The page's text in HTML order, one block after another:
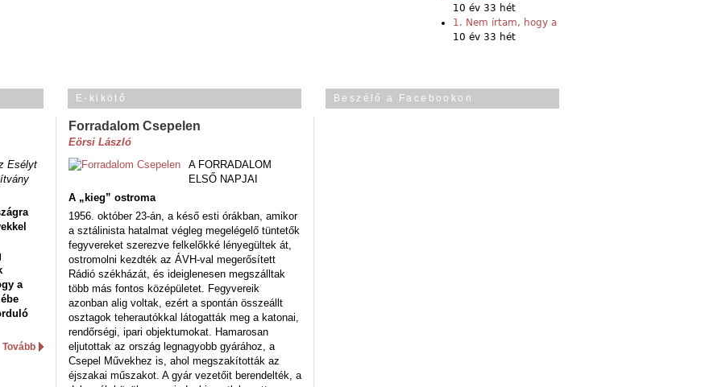
10 év 33 hét
1. Nem írtam, hogy a
10 év 33 hét
Esélyt
a
Tovább
E-kikötő
Forradalom Csepelen
Eörsi László
A FORRADALOM
ELSŐ NAPJAI
A „kieg” ostroma
1956. október 23-án, a késő esti órákban, amikor
a sztálinista hatalmat végleg megelégelő tüntetők
fegyvereket szerezve felkelőkké lényegültek át,
ostromolni kezdték az ÁVH-val megerősített
Rádió székházát, és ideiglenesen megszálltak
több más fontos középületet. Fegyvereik
azonban alig voltak, ezért a spontán összeállt
osztagok teherautókkal látogatták meg a katonai,
rendőrségi, ipari objektumokat. Hamarosan
eljutottak az ország legnagyobb gyárához, a
Csepel Művekhez is, ahol megszakították az
éjszakai műszakot. A gyár vezetőit berendelték, a
Beszélő a Facebookon